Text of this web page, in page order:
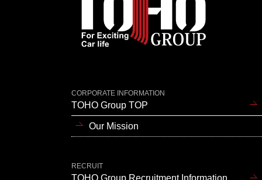
CORPORATE INFORMATION
TOHO Group TOP
Our Mission
RECRUIT